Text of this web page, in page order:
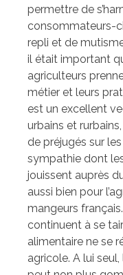
permettre de
consommateurs-
repli et de
il était important
agriculteurs
métier et leurs
est un excellent
urbains et
de préjugés sur
sympathie dont
jouissent auprès
aussi bien pour
mangeurs
continuent à se
alimentaire ne se
agricole. A lui